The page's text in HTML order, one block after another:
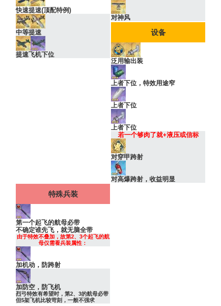
快速提速(顶配特例)
中等提速
提速飞机下位
对神风
设备
泛用输出装
上者下位，特效用途窄
上者下位
上者下位
若一个够肉了就+液压或信标
对穿甲跨射
对高爆跨射，收益明显
特殊兵装
第一个起飞的航母必带
不确定谁先飞，就无脑全带
由于特效不叠加，故第2、3个起飞的航
母仅需看兵装属性：
加机动，防跨射
加防空，防飞机
烈弓特效有希望时，第2、3的航母必带
但5架飞机比较苛刻，一般不强求